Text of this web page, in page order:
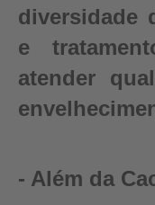
diversidade
e
atender
- Além da